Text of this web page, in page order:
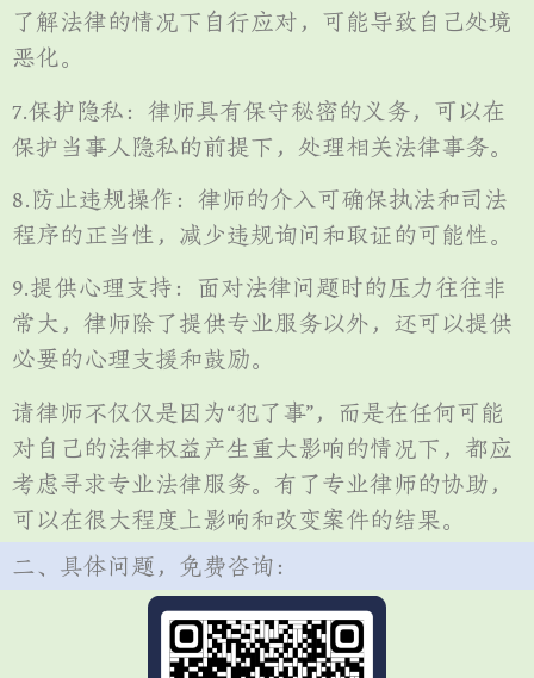
了解法律的情况下自行应对，可能导致自己处境
恶化。
7.保护隐私：律师具有保守秘密的义务，可以在
保护当事人隐私的前提下，处理相关法律事务。
8.防止违规操作：律师的介入可确保执法和司法
程序的正当性，减少违规询问和取证的可能性。
9.提供心理支持：面对法律问题时的压力往往非
常大，律师除了提供专业服务以外，还可以提供
必要的心理支援和鼓励。
请律师不仅仅是因为“犯了事”，而是在任何可能
对自己的法律权益产生重大影响的情况下，都应
考虑寻求专业法律服务。有了专业律师的协助，
可以在很大程度上影响和改变案件的结果。
二、具体问题，免费咨询：